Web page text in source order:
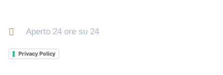
Aperto 24 ore su 24
Privacy Policy